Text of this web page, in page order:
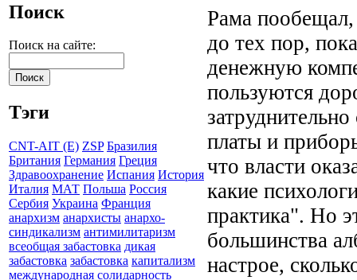
Поиск
Поиск на сайте:
Тэги
CNT-AIT (E) ZSP Бразилия
Британия Германия Греция
Здравоохранение Испания История
Италия МАТ Польша Россия
Сербия Украина Франция
анархизм анархисты анархо-
синдикализм антимилитаризм
всеобщая забастовка дикая
забастовка забастовка капитализм
международная солидарность
Рама пообещал,
до тех пор,
денежную
пользуются
платы и
что власти
какие
практика". Но
большинства
настрое,